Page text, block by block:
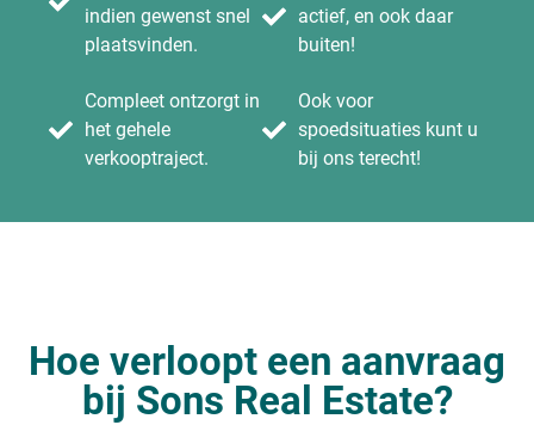
indien gewenst snel
plaatsvinden.
Compleet ontzorgt in
het gehele
verkooptraject.
actief, en ook daar
buiten!
Ook voor
spoedsituaties kunt u
bij ons terecht!
Hoe verloopt een aanvraag
bij Sons Real Estate?